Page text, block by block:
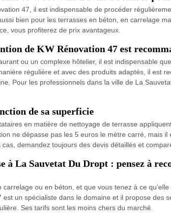
47, il est indispensable de procéder
bien pour les terrasses en béton, en carrelage
vous profiterez de prix avantageux.
de KW Rénovation 47 est
ou un complexe hôtelier, il est indispensable
régulière et avec des produits adaptés, il est
Pour les professionnels dans la ville de La
de sa superficie
en matière de nettoyage de terrasse
ne dépasse pas les 5 euros le mètre carré, mais il
demandez toujours des devis détaillés et
à La Sauvetat Du Dropt : pensez à
ou en béton, et que vous tenez à ce
un spécialiste dans le domaine et il propose des
Ses tarifs sont les moins chers du marché.